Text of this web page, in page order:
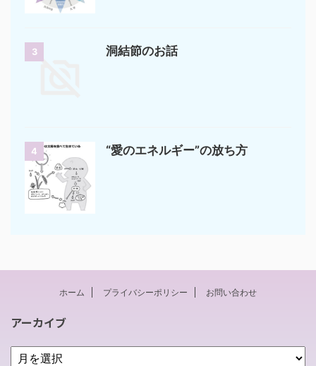
3 洞結節のお話
4 “愛のエネルギー”の放ち方
ホーム プライバシーポリシー お問い合わせ
アーカイブ